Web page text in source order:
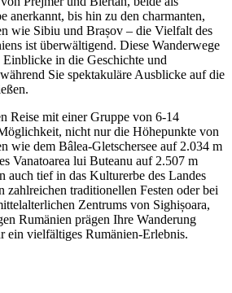
anerkannt, bis hin zu den charmanten,
wie Sibiu und Brașov – die Vielfalt des
ist überwältigend. Diese Wanderwege
in die Geschichte und
Sie spektakuläre Ausblicke auf die
Reise mit einer Gruppe von 6-14
nicht nur die Höhepunkte von
wie dem Bâlea-Gletschersee auf 2.034 m
Vanatoarea lui Buteanu auf 2.507 m
auch tief in das Kulturerbe des Landes
zahlreichen traditionellen Festen oder bei
Zentrums von Sighișoara,
Rumänien prägen Ihre Wanderung
ein vielfältiges Rumänien-Erlebnis.